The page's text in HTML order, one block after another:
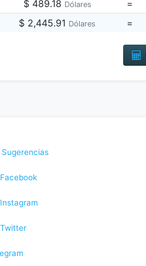
$ 489.18 Dólares =
$ 2,445.91 Dólares =
Sugerencias
Facebook
Instagram
Twitter